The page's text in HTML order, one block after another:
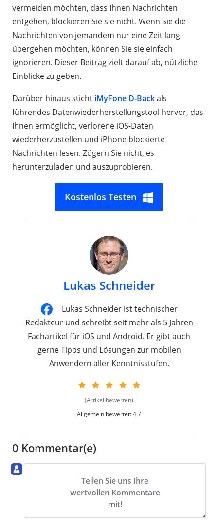
vermeiden möchten, dass Ihnen Nachrichten
entgehen, blockieren Sie sie nicht. Wenn Sie die
Nachrichten von jemandem nur eine Zeit lang
übergehen möchten, können Sie sie einfach
ignorieren. Dieser Beitrag zielt darauf ab, nützliche
Einblicke zu geben.
Darüber hinaus sticht iMyFone D-Backals
führendes Datenwiederherstellungstool hervor, das
Ihnen ermöglicht, verlorene iOS-Daten
wiederherzustellen und iPhone blockierte
Nachrichten lesen. Zögern Sie nicht, es
herunterzuladen und auszuprobieren.
Kostenlos Testen
Lukas Schneider
Lukas Schneider ist technischer
Redakteur und schreibt seit mehr als 5 Jahren
Fachartikel für iOS und Android. Er gibt auch
gerne Tipps und Lösungen zur mobilen
Anwendern aller Kenntnisstufen.
(Artikel bewerten)
Allgemein bewertet: 4.7
0 Kommentar(e)
Teilen Sie uns Ihre
wertvollen Kommentare
mit!